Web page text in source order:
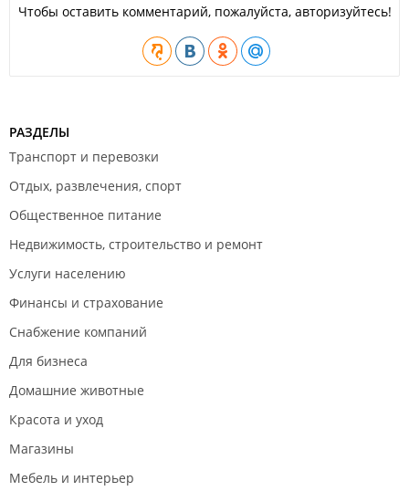
Чтобы оставить комментарий, пожалуйста, авторизуйтесь!
РАЗДЕЛЫ
Транспорт и перевозки
Отдых, развлечения, спорт
Общественное питание
Недвижимость, строительство и ремонт
Услуги населению
Финансы и страхование
Снабжение компаний
Для бизнеса
Домашние животные
Красота и уход
Магазины
Мебель и интерьер